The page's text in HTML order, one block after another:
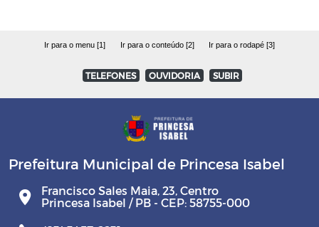
Ir para o menu [1] Ir para o conteúdo [2] Ir para o rodapé [3]
TELEFONES OUVIDORIA SUBIR
Prefeitura Municipal de Princesa Isabel
Francisco Sales Maia, 23, Centro
Princesa Isabel / PB - CEP: 58755-000